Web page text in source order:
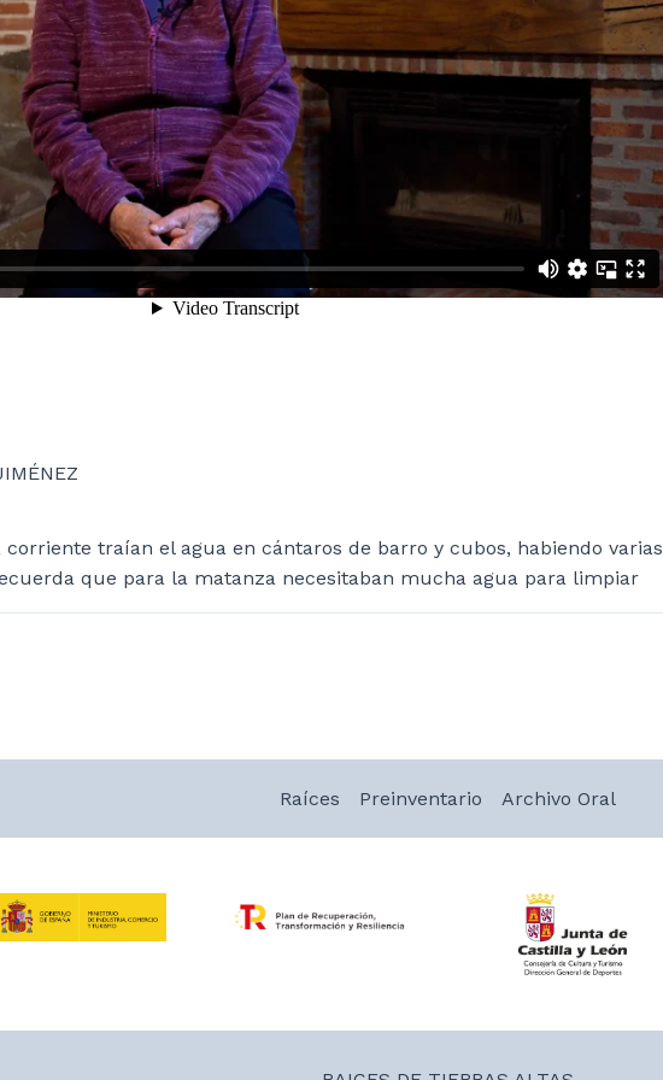
corriente traían el agua en cántaros de barro y cubos, habiendo varias
que para la matanza necesitaban mucha agua para limpiar
Raíces Preinventario Archivo Oral